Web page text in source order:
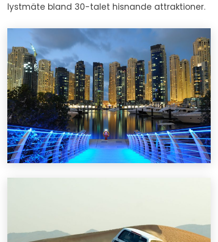
lystmäte bland 30-talet hisnande attraktioner.